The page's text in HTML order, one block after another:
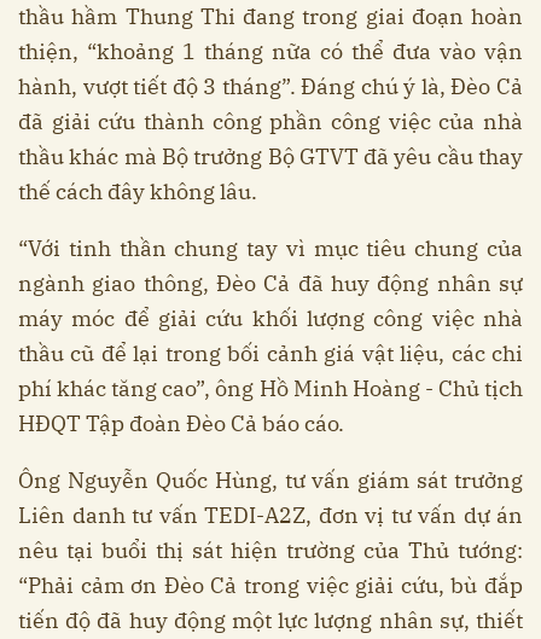
thầu hầm Thung Thi đang trong giai đoạn hoàn
thiện, “khoảng 1 tháng nữa có thể đưa vào vận
hành, vượt tiết độ 3 tháng”. Đáng chú ý là, Đèo Cả
đã giải cứu thành công phần công việc của nhà
thầu khác mà Bộ trưởng Bộ GTVT đã yêu cầu thay
thế cách đây không lâu.
“Với tinh thần chung tay vì mục tiêu chung của
ngành giao thông, Đèo Cả đã huy động nhân sự
máy móc để giải cứu khối lượng công việc nhà
thầu cũ để lại trong bối cảnh giá vật liệu, các chi
phí khác tăng cao”, ông Hồ Minh Hoàng - Chủ tịch
HĐQT Tập đoàn Đèo Cả báo cáo.
Ông Nguyễn Quốc Hùng, tư vấn giám sát trưởng
Liên danh tư vấn TEDI-A2Z, đơn vị tư vấn dự án
nêu tại buổi thị sát hiện trường của Thủ tướng:
“Phải cảm ơn Đèo Cả trong việc giải cứu, bù đắp
tiến độ đã huy động một lực lượng nhân sự, thiết